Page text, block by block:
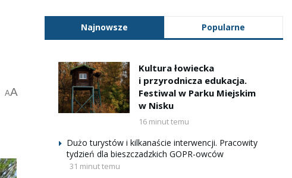
AA
Najnowsze Popularne
Kultura łowiecka
i przyrodnicza edukacja.
Festiwal w Parku Miejskim
w Nisku
16 minut temu
Dużo turystów i kilkanaście interwencji. Pracowity
tydzień dla bieszczadzkich GOPR-owców
31 minut temu